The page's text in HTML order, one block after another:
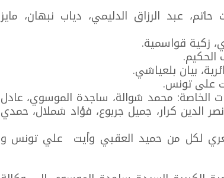
عبد الرزاق الدليمي، دياب نبهان، مايز
زكية قواسمية.
بيان بلعياشي.
على تونس.
الخاصة: محمد شوالة، ساجدة الموسوي، عادل
الدين كرار، جميل جربوع، فؤاد شملال، حمدي
لكل من حميد العقبي وأيت علي تونس و